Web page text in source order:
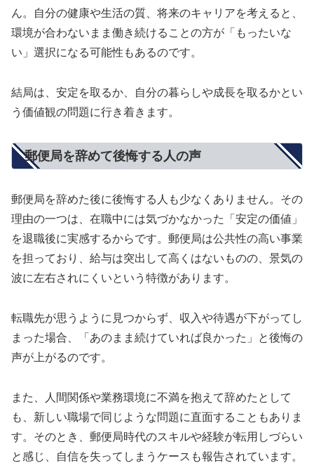
ん。自分の健康や生活の質、将来のキャリアを考えると、
環境が合わないまま働き続けることの方が「もったいな
い」選択になる可能性もあるのです。
結局は、安定を取るか、自分の暮らしや成長を取るかとい
う価値観の問題に行き着きます。
郵便局を辞めて後悔する人の声
郵便局を辞めた後に後悔する人も少なくありません。その
理由の一つは、在職中には気づかなかった「安定の価値」
を退職後に実感するからです。郵便局は公共性の高い事業
を担っており、給与は突出して高くはないものの、景気の
波に左右されにくいという特徴があります。
転職先が思うように見つからず、収入や待遇が下がってし
まった場合、「あのまま続けていれば良かった」と後悔の
声が上がるのです。
また、人間関係や業務環境に不満を抱えて辞めたとして
も、新しい職場で同じような問題に直面することもありま
す。そのとき、郵便局時代のスキルや経験が転用しづらい
と感じ、自信を失ってしまうケースも報告されています。